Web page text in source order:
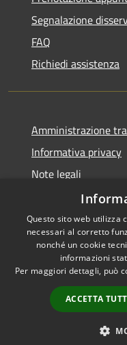
Segnalazione
FAQ
Richiedi assistenza
Amministrazione
Informativa privacy
Note legali
Dichiarazione di
RSS
Accessibilità
Questo sito web utilizza
necessari al corretto
nonché un cookie
informazioni
Per maggiori dettagli, può
ACCETTA